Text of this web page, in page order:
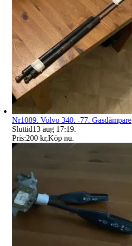
Nr1089. Volvo 340. -77. Gasdämpare
Sluttid13 aug 17:19.
Pris:200 kr,Köp nu.